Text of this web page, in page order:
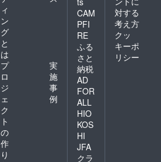
ィ
ン
グ
と
は
プ
ロ
ジ
ェ
ク
ト
の
作
り
実
施
事
例
CAM
PFI
RE
ふる
さと
納税
AD
FOR
ALL
HIO
KOS
HI
JFA
クラ
対する
考え方
クッ
キーポ
リシー